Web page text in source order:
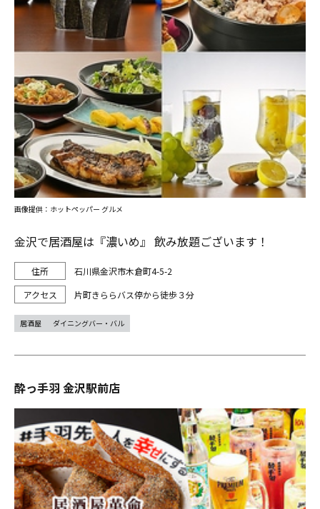
金沢で居酒屋は『濃いめ』 飲み放題ございます！
石川県金沢市木倉町4-5-2
片町きららバス停から徒歩３分
画像提供：ホットペッパー グルメ
居酒屋 ダイニングバー・バル
酔っ手羽 金沢駅前店